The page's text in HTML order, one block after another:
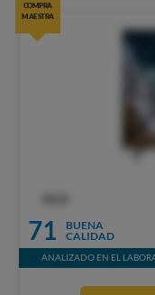
COMPRA
MAESTRA
71
BUENA
CALIDAD
ANALIZADO EN EL